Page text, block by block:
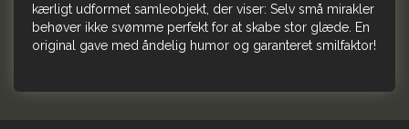
kærligt udformet samleobjekt, der viser: Selv små mirakler
behøver ikke svømme perfekt for at skabe stor glæde. En
original gave med åndelig humor og garanteret smilfaktor!